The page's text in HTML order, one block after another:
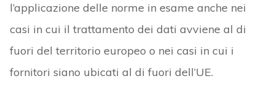
l’applicazione delle norme in esame anche nei
casi in cui il trattamento dei dati avviene al di
fuori del territorio europeo o nei casi in cui i
fornitori siano ubicati al di fuori dell’UE.